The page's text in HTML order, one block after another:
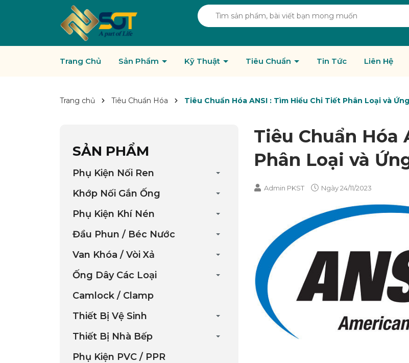
Trang Chủ Sản Phẩm Kỹ Thuật Tiêu Chuẩn Tin Tức Liên Hệ
Trang chủ Tiêu Chuẩn Hóa Tiêu Chuẩn Hóa ANSI : Tìm Hiểu Chi Tiết Phân Loại và
Tiêu Chuẩn Hóa
Phân Loại và
Admin PKST Ngày24/11/2023
SẢN PHẨM
Phụ Kiện Nối Ren
Khớp Nối Gắn Ống
Phụ Kiện Khí Nén
Đầu Phun / Béc Nước
Van Khóa / Vòi Xả
Ống Dây Các Loại
Camlock / Clamp
Thiết Bị Vệ Sinh
Thiết Bị Nhà Bếp
Phụ Kiện PVC / PPR